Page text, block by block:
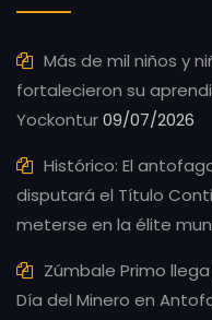
Más de mil niños y
fortalecieron su
Yockontur09/07/2026
Histórico: El
disputará el Título
meterse en la élite
Zúmbale Primo
Día del Minero en